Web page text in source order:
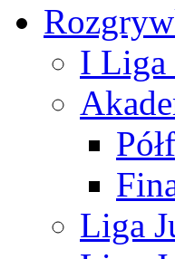
I Liga
Liga